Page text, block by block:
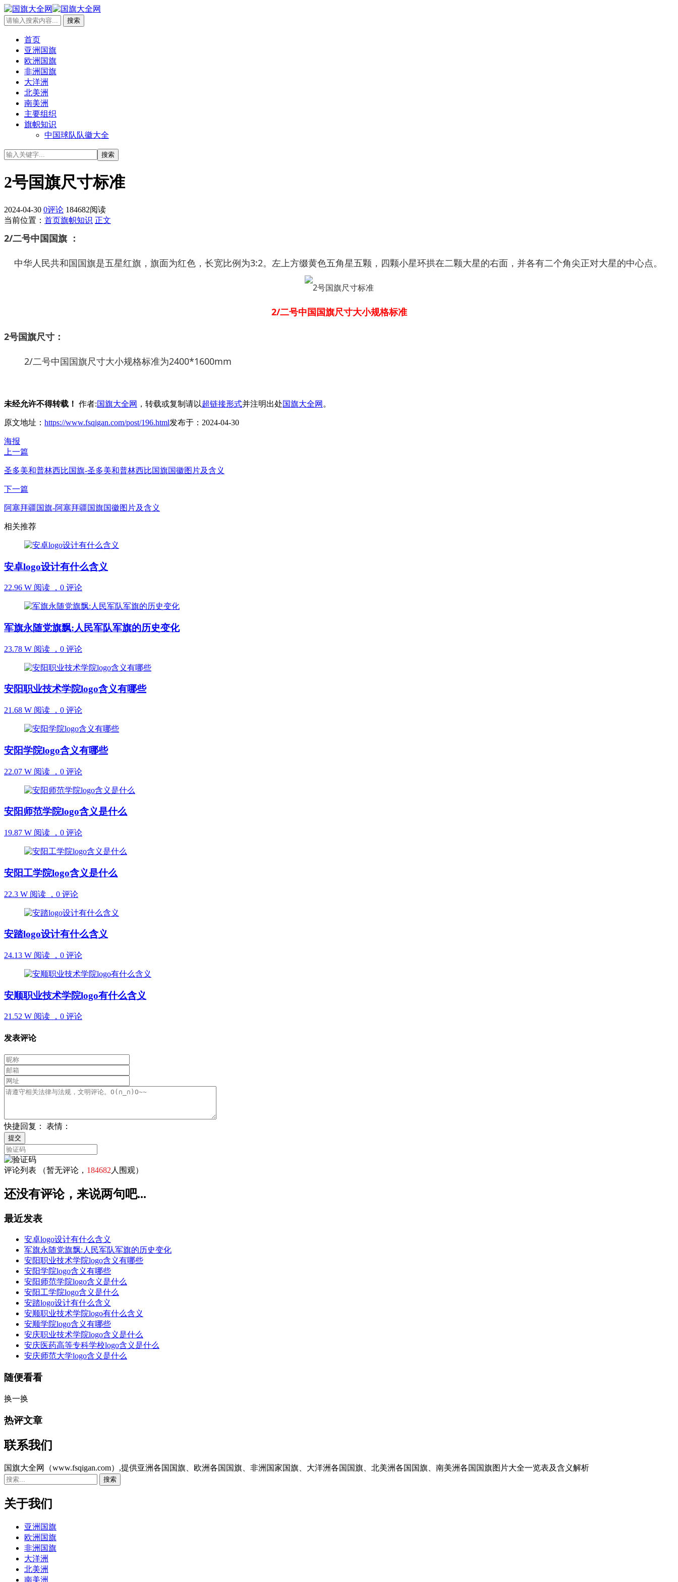
首页
亚洲国旗
欧洲国旗
非洲国旗
大洋洲
北美洲
南美洲
主要组织
旗帜知识
中国球队队徽大全
2号国旗尺寸标准
2024-04-30 0评论 184682阅读
当前位置： 首页旗帜知识 正文
2/二号中国国旗 ：
中华人民共和国国旗是五星红旗，旗面为红色，长宽比例为3:2。左上方缀黄色五角星五颗，四颗小星环拱在二颗大星的右面，并各有二个角尖正对大星的中心点。
2/二号中国国旗尺寸大小规格标准
2号国旗尺寸：
2/二号中国国旗尺寸大小规格标准为2400*1600mm
未经允许不得转载！ 作者:国旗大全网 ，转载或复制请以超链接形式并注明出处国旗大全网 。
原文地址： https://www.fsqigan.com/post/196.html发布于：2024-04-30
海报
上一篇
圣多美和普林西比国旗-圣多美和普林西比国旗国徽图片及含义
下一篇
阿塞拜疆国旗-阿塞拜疆国旗国徽图片及含义
相关推荐
安卓logo设计有什么含义
22.96 W 阅读 ， 0 评论
军旗永随党旗飘:人民军队军旗的历史变化
23.78 W 阅读 ， 0 评论
安阳职业技术学院logo含义有哪些
21.68 W 阅读 ， 0 评论
安阳学院logo含义有哪些
22.07 W 阅读 ， 0 评论
安阳师范学院logo含义是什么
19.87 W 阅读 ， 0 评论
安阳工学院logo含义是什么
22.3 W 阅读 ， 0 评论
安踏logo设计有什么含义
24.13 W 阅读 ， 0 评论
安顺职业技术学院logo有什么含义
21.52 W 阅读 ， 0 评论
发表评论
快捷回复： 表情：
评论列表 （暂无评论， 184682 人围观）
还没有评论，来说两句吧...
最近发表
安卓logo设计有什么含义
军旗永随党旗飘:人民军队军旗的历史变化
安阳职业技术学院logo含义有哪些
安阳学院logo含义有哪些
安阳师范学院logo含义是什么
安阳工学院logo含义是什么
安踏logo设计有什么含义
安顺职业技术学院logo有什么含义
安顺学院logo含义有哪些
安庆职业技术学院logo含义是什么
安庆医药高等专科学校logo含义是什么
安庆师范大学logo含义是什么
随便看看
换一换
热评文章
联系我们
国旗大全网（www.fsqigan.com）,提供亚洲各国国旗、欧洲各国国旗、非洲国家国旗、大洋洲各国国旗、北美洲各国国旗、南美洲各国国旗图片大全一览表及含义解析
关于我们
亚洲国旗
欧洲国旗
非洲国旗
大洋洲
北美洲
南美洲